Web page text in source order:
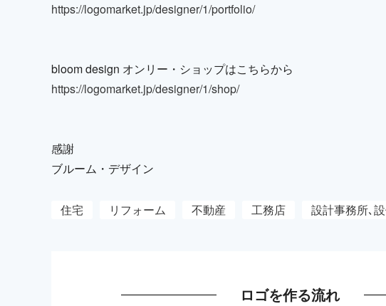
https://logomarket.jp/designer/1/portfolio/
bloom design オンリー・ショップはこちらから
https://logomarket.jp/designer/1/shop/
感謝
ブルーム・デザイン
住宅 リフォーム 不動産 工務店 設計事務所､
ロゴを作る流れ